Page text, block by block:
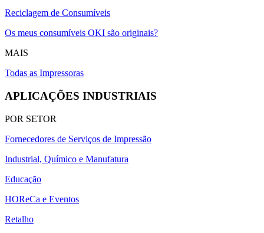
Reciclagem de Consumíveis
Os meus consumíveis OKI são originais?
MAIS
Todas as Impressoras
APLICAÇÕES INDUSTRIAIS
POR SETOR
Fornecedores de Serviços de Impressão
Industrial, Químico e Manufatura
Educação
HOReCa e Eventos
Retalho